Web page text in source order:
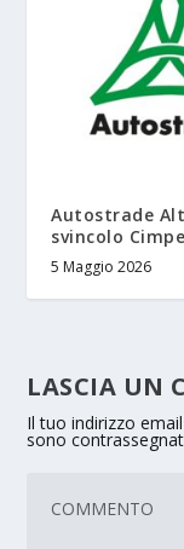
Autostrade
svincolo
5 Maggio 2026
LASCIA UN
Il tuo indirizzo
sono